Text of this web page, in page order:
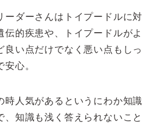
ーダーさんはトイプードルに対
伝的疾患や、トイプードルがよ
良い点だけでなく悪い点もしっ
心。
時人気があるというにわか知識
、知識も浅く答えられないこと